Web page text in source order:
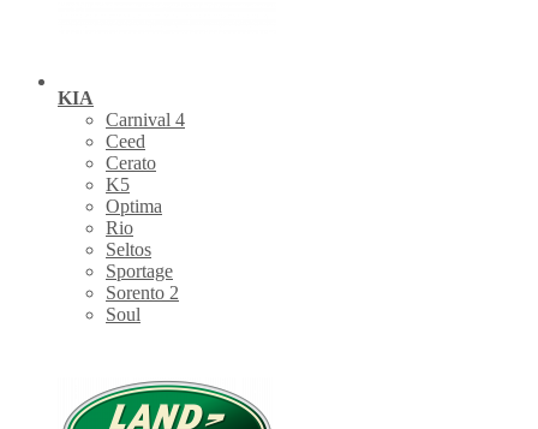
KIA
Carnival 4
Ceed
Cerato
K5
Optima
Rio
Seltos
Sportage
Sorento 2
Soul